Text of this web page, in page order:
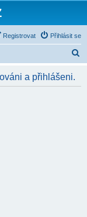
Přihlásit se
Registrovat
a přihlášeni.